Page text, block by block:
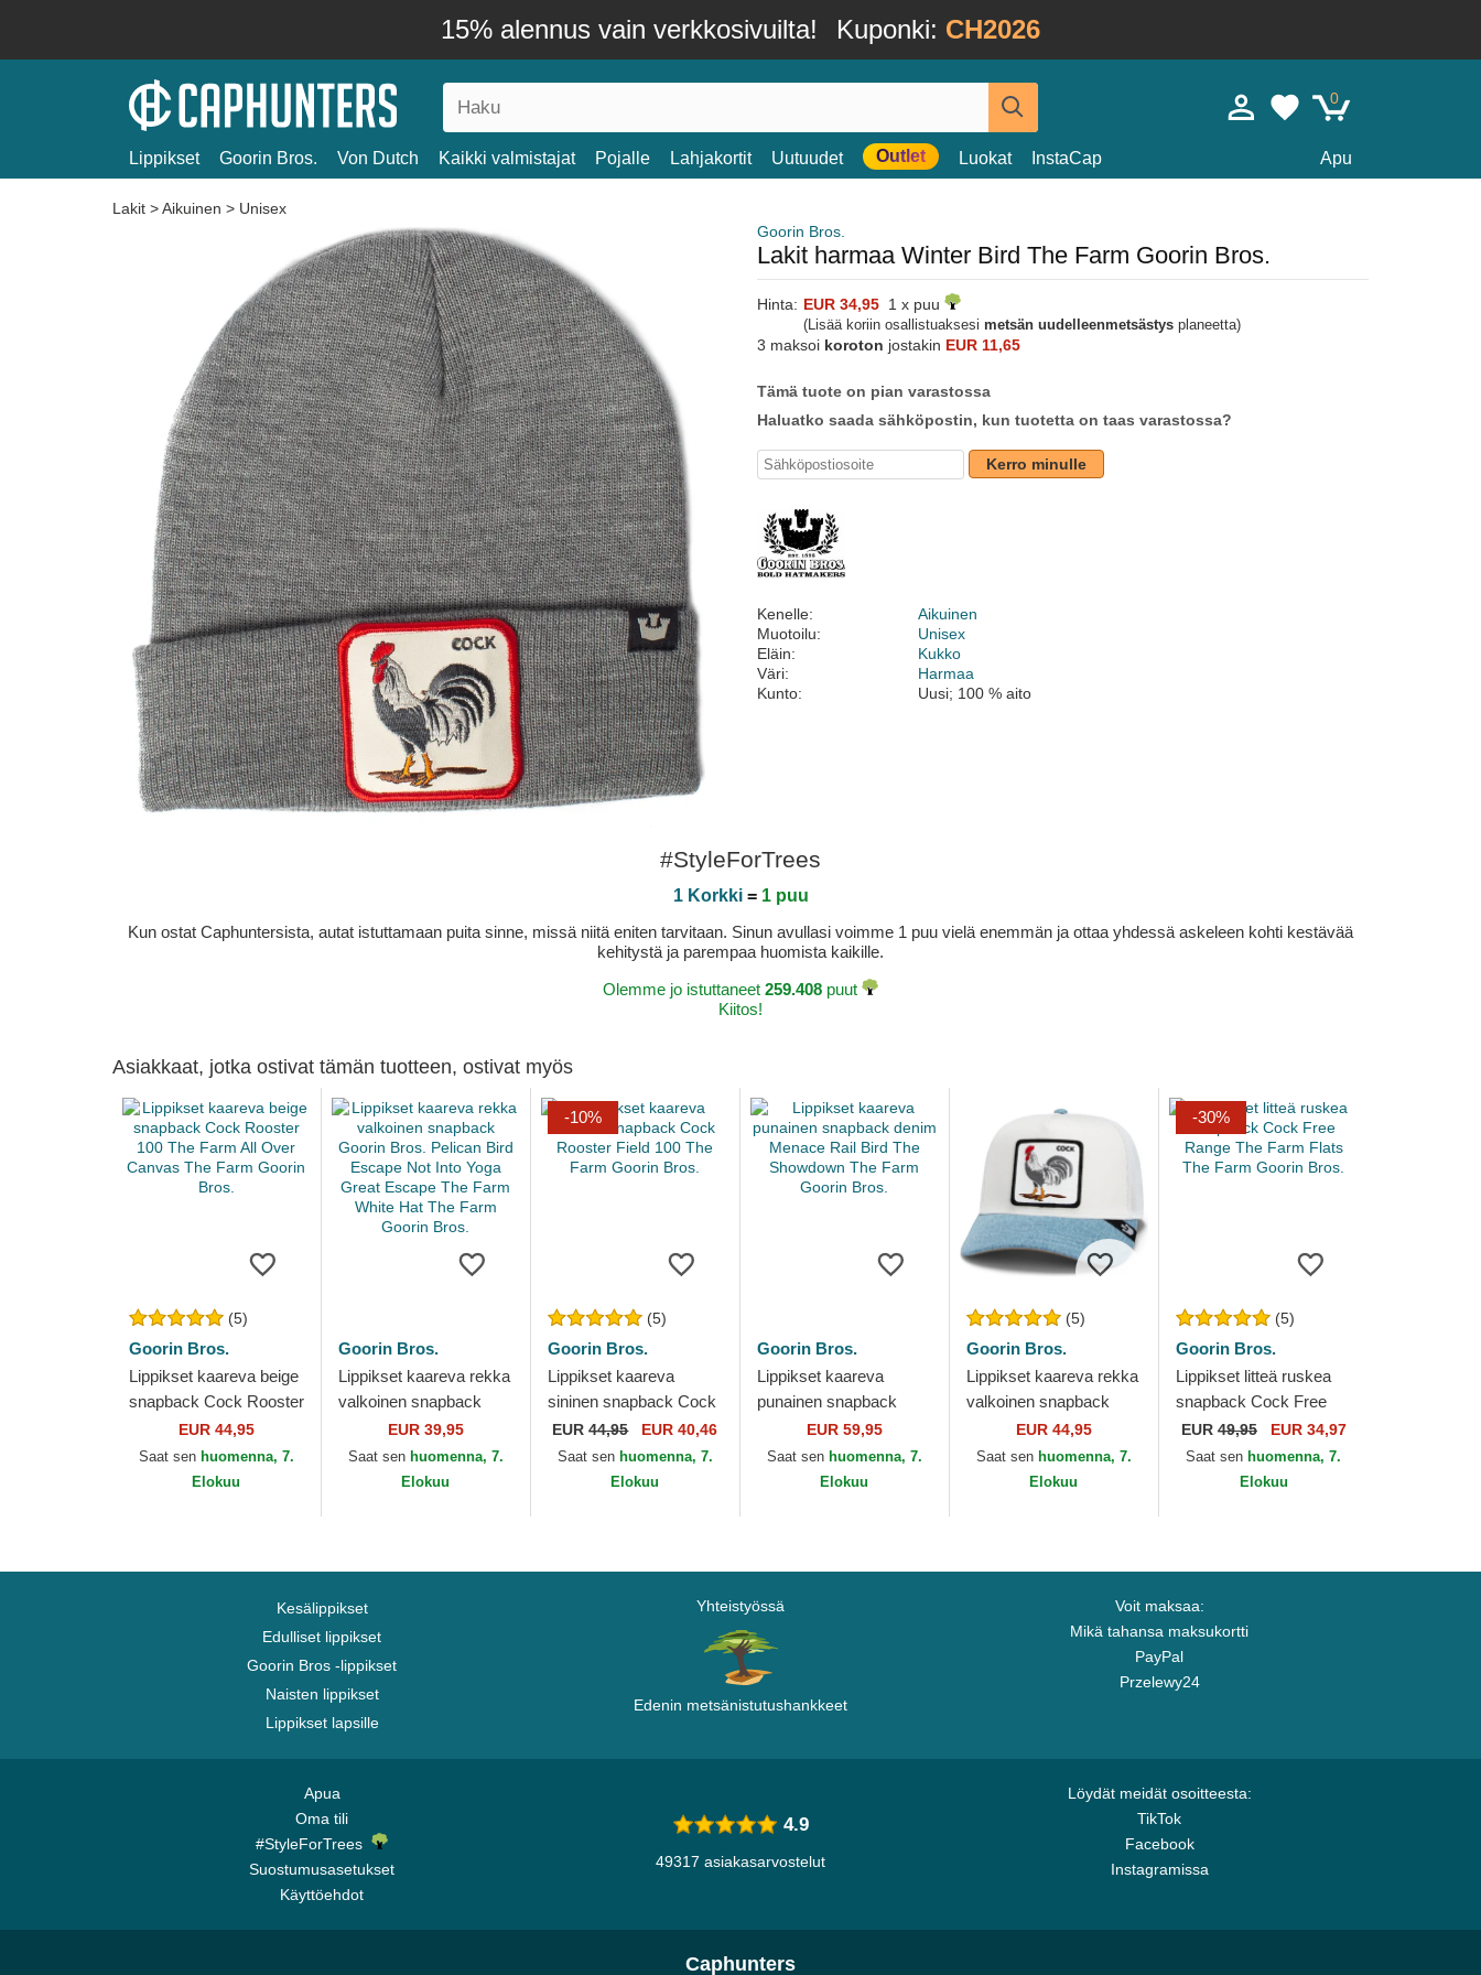
15% alennus vain verkkosivuilta! Kuponki: CH2026
0
Lippikset Goorin Bros. Von Dutch Kaikki valmistajat Pojalle Lahjakortit Uutuudet Outlet Luokat InstaCap Apu
Lakit >Aikuinen > Unisex
Goorin Bros.
Lakit harmaa Winter Bird The Farm Goorin Bros.
Hinta: EUR 34,95 1 x puu
(Lisää koriin osallistuaksesi metsän uudelleenmetsästys planeetta)
3 maksoi koroton jostakin EUR 11,65
Tämä tuote on pian varastossa
Haluatko saada sähköpostin, kun tuotetta on taas varastossa?
Kerro minulle
Kenelle:
Aikuinen
Muotoilu:
Unisex
Eläin:
Kukko
Väri:
Harmaa
Kunto:
Uusi; 100 % aito
#StyleForTrees
1 Korkki= 1 puu
Kun ostat Caphuntersista, autat istuttamaan puita sinne, missä niitä eniten tarvitaan. Sinun avullasi voimme 1 puu vielä enemmän ja ottaa yhdessä askeleen kohti kestävää
kehitystä ja parempaa huomista kaikille.
Olemme jo istuttaneet 259.408 puut
Kiitos!
Asiakkaat, jotka ostivat tämän tuotteen, ostivat myös
(5)
Goorin Bros.
Lippikset kaareva beige
snapback Cock Rooster
100 The Farm All Over
Canvas The Farm
Goorin Bros.
EUR 44,95
Saat sen huomenna, 7.
Elokuu
Goorin Bros.
Lippikset kaareva rekka
valkoinen snapback
Goorin Bros. Pelican
Bird Escape Not Into
Yoga Great...
EUR 39,95
Saat sen huomenna, 7.
Elokuu
-10%
(5)
Goorin Bros.
Lippikset kaareva
sininen snapback Cock
Rooster Field 100 The
Farm Goorin Bros.
EUR44,95 EUR 40,46
Saat sen huomenna, 7.
Elokuu
Goorin Bros.
Lippikset kaareva
punainen snapback
denim Menace Rail Bird
The Showdown The
Farm Goorin Bros.
EUR 59,95
Saat sen huomenna, 7.
Elokuu
(5)
Goorin Bros.
Lippikset kaareva rekka
valkoinen snapback
Cock Rooster Fan
Institution Ball Club
Global Core...
EUR 44,95
Saat sen huomenna, 7.
Elokuu
-30%
(5)
Goorin Bros.
Lippikset litteä ruskea
snapback Cock Free
Range The Farm Flats
The Farm Goorin Bros.
EUR 49,95 EUR 34,97
Saat sen huomenna, 7.
Elokuu
Kesälippikset
Edulliset lippikset
Goorin Bros -lippikset
Naisten lippikset
Lippikset lapsille
Yhteistyössä
Edenin metsänistutushankkeet
Voit maksaa:
Mikä tahansa maksukortti
PayPal
Przelewy24
Apua
Oma tili
#StyleForTrees
Suostumusasetukset
Käyttöehdot
Löydät meidät osoitteesta:
TikTok
Facebook
Instagramissa
4.9
49317 asiakasarvostelut
Caphunters